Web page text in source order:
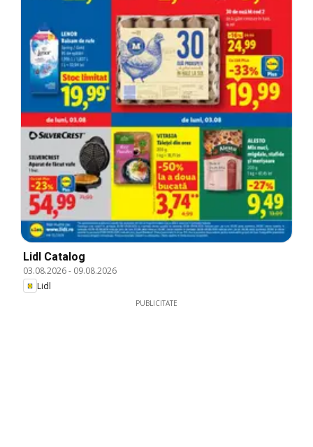
Lidl Catalog
03.08.2026- 09.08.2026
Lidl
PUBLICITATE